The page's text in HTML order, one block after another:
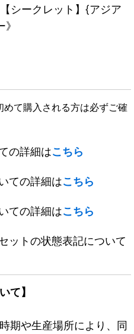
シークレット】{アジア
めて購入される方は必ずご確
の詳細はこちら
ての詳細はこちら
ての詳細はこちら
ットの状態表記について
て】
期や生産場所により、同